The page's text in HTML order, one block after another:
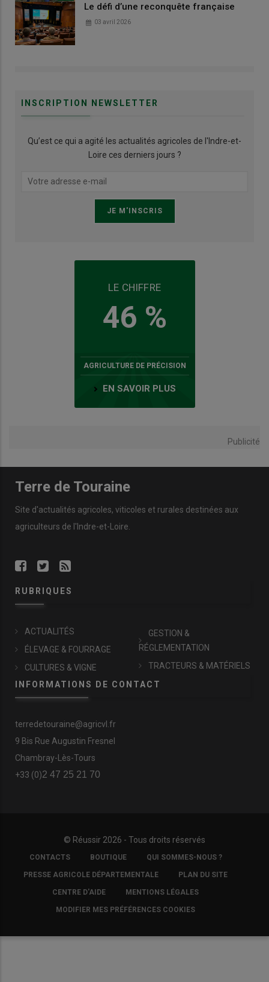
Le défi d’une reconquête française
03 avril 2026
INSCRIPTION NEWSLETTER
Qu’est ce qui a agité les actualités agricoles de l'Indre-et-
Loire ces derniers jours ?
LE CHIFFRE
46 %
AGRICULTURE DE PRÉCISION
EN SAVOIR PLUS
Publicité
Terre de Touraine
Site d'actualités agricoles, viticoles et rurales destinées aux
agriculteurs de l'Indre-et-Loire.
RUBRIQUES
ACTUALITÉS
ÉLEVAGE & FOURRAGE
CULTURES & VIGNE
GESTION &
RÉGLEMENTATION
TRACTEURS & MATÉRIELS
INFORMATIONS DE CONTACT
terredetouraine@agricvl.fr
9 Bis Rue Augustin Fresnel
Chambray-Lès-Tours
+33 (0)2 47 25 21 70
© Réussir 2026 - Tous droits réservés
FOOTER
COPYRIGHT
CONTACTS BOUTIQUE QUI SOMMES-NOUS ?
PRESSE AGRICOLE DÉPARTEMENTALE PLAN DU SITE
CENTRE D'AIDE MENTIONS LÉGALES
MODIFIER MES PRÉFÉRENCES COOKIES